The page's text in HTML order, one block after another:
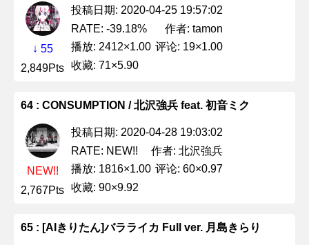
↓ 55
2,849Pts
投稿日期: 2020-04-25 19:57:02
RATE: -39.18%
作者: tamon
播放: 2412×1.00 评论: 19×1.00
收藏: 71×5.90
64 : CONSUMPTION / 北沢強兵 feat. 初音ミク
NEW!!
2,767Pts
投稿日期: 2020-04-28 19:03:02
RATE: NEW!!
作者: 北沢強兵
播放: 1816×1.00 评论: 60×0.97
收藏: 90×9.92
65 : [AIきりたん]バラライカ Full ver. 月島きらり